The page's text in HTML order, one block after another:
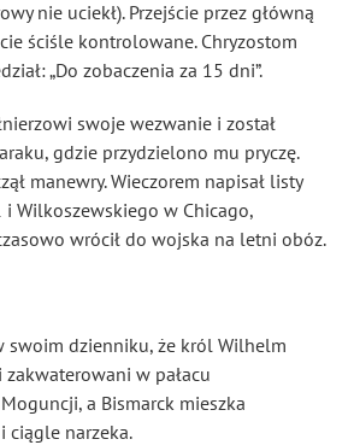
nie uciekł). Przejście przez główną
ściśle kontrolowane. Chryzostom
„Do zobaczenia za 15 dni”.
swoje wezwanie i został
gdzie przydzielono mu pryczę.
manewry. Wieczorem napisał listy
Wilkoszewskiego w Chicago,
wrócił do wojska na letni obóz.
swoim dzienniku, że król Wilhelm
w pałacu
a Bismarck mieszka
ciągle narzeka.